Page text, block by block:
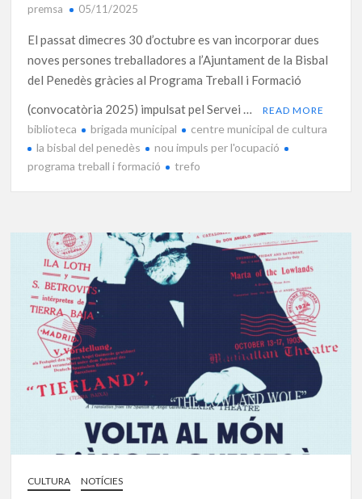
premsa 05/11/2025
El passat dimecres 30 d’octubre es van incorporar dues
noves persones treballadores a l’Ajuntament de la Bisbal
del Penedès gràcies al Programa Treball i Formació
(convocatòria 2025) impulsat pel Servei …
READ MORE
biblioteca brigada municipal
centre municipal de cultura
la bisbal del penedès
nou impuls per l'ocupació
programa treball i formació
trefo
CULTURA NOTÍCIES